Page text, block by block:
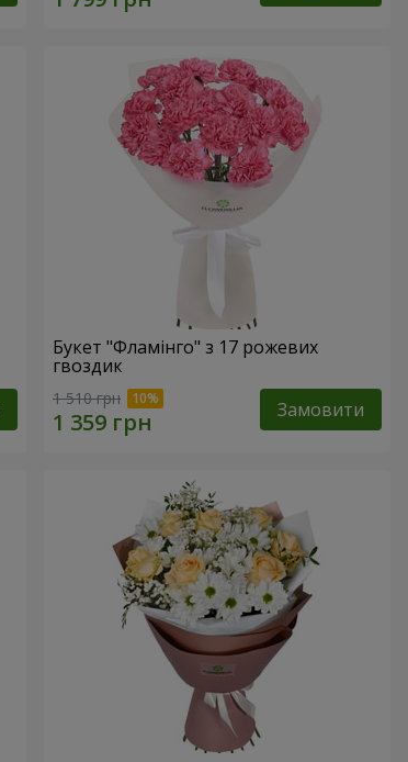
Букет "Фламінго" з 17 рожевих
гвоздик
1 510 грн Замовити